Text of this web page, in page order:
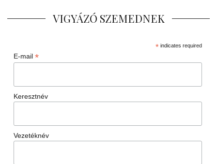
VIGYÁZÓ SZEMEDNEK
*indicates required
E-mail *
Keresztnév
Vezetéknév